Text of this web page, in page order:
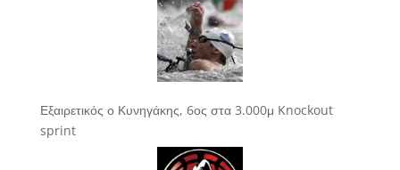
Εξαιρετικός ο Κυνηγάκης, 6ος στα 3.000μ Knockout
sprint